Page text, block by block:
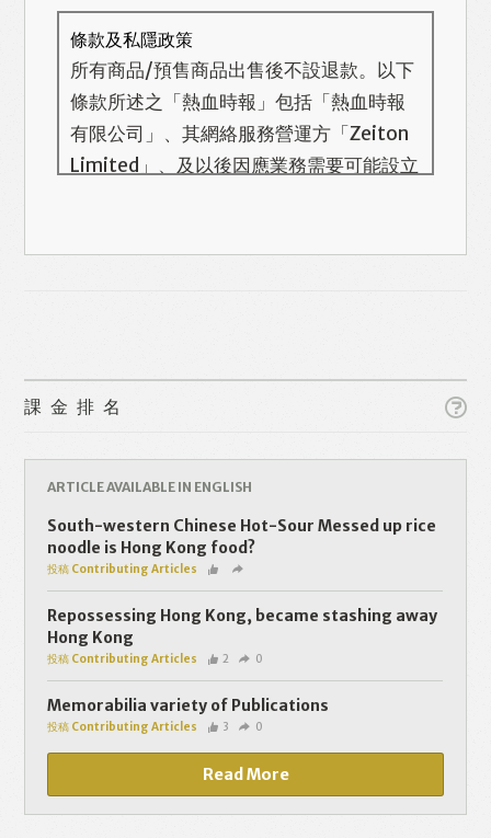
Like Facebook Twitter Line
WhatsApp Email Print
條款及私隱政策
所有商品/預售商品出售後不設退款。以下
條款所述之「熱血時報」包括「熱血時報
有限公司」、其網絡服務營運方「Zeiton
Limited」、及以後因應業務需要可能設立
願性質。我們收集的個人資料包括姓名、
保留隨時增減本付費服務內容的權利，包
括但不限於漫畫、節目、小說等欄目及內
將你的個人資料與從商業夥伴或其他公司
取得的資料結合，但不會出租、出售、或
透露你的個人資料予他人或非附屬公司。
個人資料將用於提供更適合你的廣告及網
頁內容、評估與改善我們的服務、聯絡你
或進行不記名的 究調查。所得資料亦只會
用於所述指定用途。除非所作用途為法例
容許或屬法例規定，否則未經你事先同
意，你的個人資料不會作其他用途。如果
決定提供個人資料，即表示您同意我們將
該資料傳送並儲存。 熱血時報會根據用戶
課金排名
ARTICLE AVAILABLE IN ENGLISH
South-western Chinese Hot-Sour Messed up rice
noodle is Hong Kong food?
投稿 Contributing Articles
Repossessing Hong Kong, became stashing away
Hong Kong
投稿 Contributing Articles 2 0
Memorabilia variety of Publications
投稿 Contributing Articles 3 0
Read More